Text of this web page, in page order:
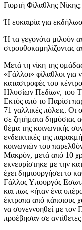
Γιορτή Φίλαθλης Νίκης;
Ή ευκαιρία για
Ή τα γεγονότα μιλούν
στρουθοκαμηλίζοντας
Μετά τη νίκη της
«Γάλλοι» φίλαθλοι
καταστροφές του
Ηλυσίων Πεδίων, του
Εκτός από το Παρίσι
71 γαλλικές πόλεις. Οι
σε ζητήματα δημόσιας
θέμα της κοινωνικής
ενδεικτικές της
κοινωνιών του
Μακρόν, μετά από 10
εκνευρίστηκε με την
έχει δημιουργήσει το
Γάλλος Υπουργός
και πως «ήταν ένα
έκτροπα από κάποιους
να συνεννοηθεί με
προέβησαν σε